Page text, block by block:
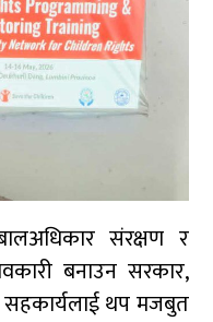
संरक्षण र
बनाउन सरकार,
थप मजबुत